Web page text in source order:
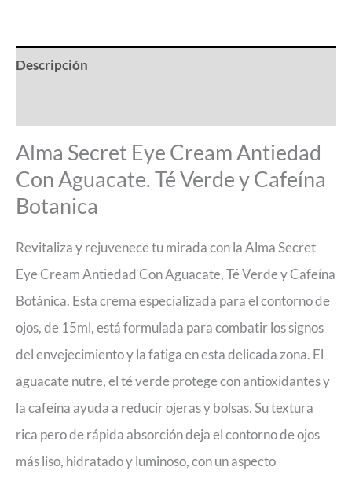
Descripción
Alma Secret Eye Cream Antiedad
Con Aguacate. Té Verde y Cafeína
Botanica
Revitaliza y rejuvenece tu mirada con la Alma Secret
Eye Cream Antiedad Con Aguacate, Té Verde y Cafeína
Botánica. Esta crema especializada para el contorno de
ojos, de 15ml, está formulada para combatir los signos
del envejecimiento y la fatiga en esta delicada zona. El
aguacate nutre, el té verde protege con antioxidantes y
la cafeína ayuda a reducir ojeras y bolsas. Su textura
rica pero de rápida absorción deja el contorno de ojos
más liso, hidratado y luminoso, con un aspecto